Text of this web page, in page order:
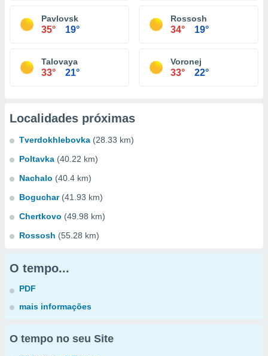
Pavlovsk
35° 19°
Rossosh
34° 19°
Talovaya
33° 21°
Voronej
33° 22°
Localidades próximas
Tverdokhlebovka (28.33 km)
Poltavka (40.22 km)
Nachalo (40.4 km)
Boguchar (41.93 km)
Chertkovo (49.98 km)
Rossosh (55.28 km)
O tempo...
PDF
mais informações
O tempo no seu Site